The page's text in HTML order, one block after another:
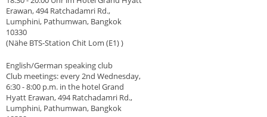
Erawan, 494 Ratchadamri Rd.,
Lumphini, Pathumwan, Bangkok
10330
(Nähe BTS-Station Chit Lom (E1) )
English/German speaking club
Club meetings: every 2nd Wednesday,
6:30 - 8:00 p.m. in the hotel Grand
Hyatt Erawan, 494 Ratchadamri Rd.,
Lumphini, Pathumwan, Bangkok